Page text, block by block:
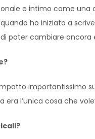
e intimo come
ho iniziato a
poter cambiare ancora
importantissimo
l’unica cosa che